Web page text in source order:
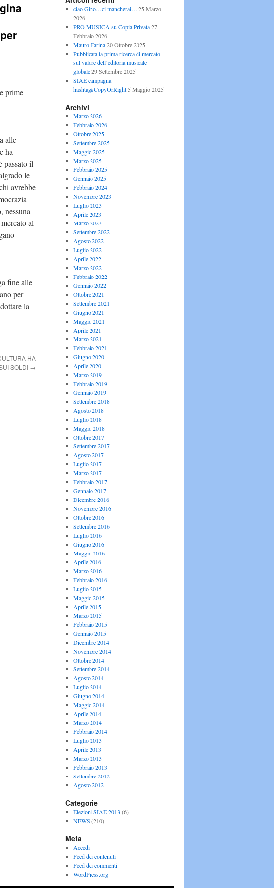
prime
alle
ha
passato il
le
avrebbe
nessuna
al
fine alle
per
la
HA
SOLDI →
ciao Gino…ci mancherai… 25 Marzo
2026
PRO MUSICA su Copia Privata 27
Febbraio 2026
Mauro Farina 20 Ottobre 2025
Pubblicata la prima ricerca di mercato
sul valore dell’editoria musicale
globale 29 Settembre 2025
SIAE campagna
hashtag#CopyOrRight 5 Maggio 2025
Archivi
Marzo 2026
Febbraio 2026
Ottobre 2025
Settembre 2025
Maggio 2025
Marzo 2025
Febbraio 2025
Gennaio 2025
Febbraio 2024
Novembre 2023
Luglio 2023
Aprile 2023
Marzo 2023
Settembre 2022
Agosto 2022
Luglio 2022
Aprile 2022
Marzo 2022
Febbraio 2022
Gennaio 2022
Ottobre 2021
Settembre 2021
Giugno 2021
Maggio 2021
Aprile 2021
Marzo 2021
Febbraio 2021
Giugno 2020
Aprile 2020
Marzo 2019
Febbraio 2019
Gennaio 2019
Settembre 2018
Agosto 2018
Luglio 2018
Maggio 2018
Ottobre 2017
Settembre 2017
Agosto 2017
Luglio 2017
Marzo 2017
Febbraio 2017
Gennaio 2017
Dicembre 2016
Novembre 2016
Ottobre 2016
Settembre 2016
Luglio 2016
Giugno 2016
Maggio 2016
Aprile 2016
Marzo 2016
Febbraio 2016
Luglio 2015
Maggio 2015
Aprile 2015
Marzo 2015
Febbraio 2015
Gennaio 2015
Dicembre 2014
Novembre 2014
Ottobre 2014
Settembre 2014
Agosto 2014
Luglio 2014
Giugno 2014
Maggio 2014
Aprile 2014
Marzo 2014
Febbraio 2014
Luglio 2013
Aprile 2013
Marzo 2013
Febbraio 2013
Settembre 2012
Agosto 2012
Categorie
Elezioni SIAE 2013 (6)
NEWS (210)
Meta
Accedi
Feed dei contenuti
Feed dei commenti
WordPress.org